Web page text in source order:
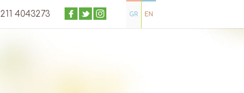
GR EN
211 4043273